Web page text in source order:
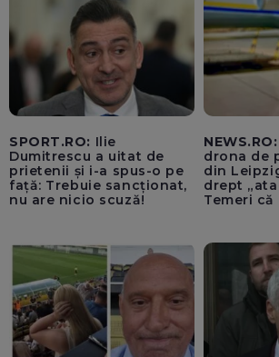
SPORT.RO: Ilie
Dumitrescu a uitat de
prietenii și i-a spus-o pe
față: Trebuie sancționat,
nu are nicio scuză!
NEWS.RO:
drona de
din
drept
Temeri că
neagă
fost